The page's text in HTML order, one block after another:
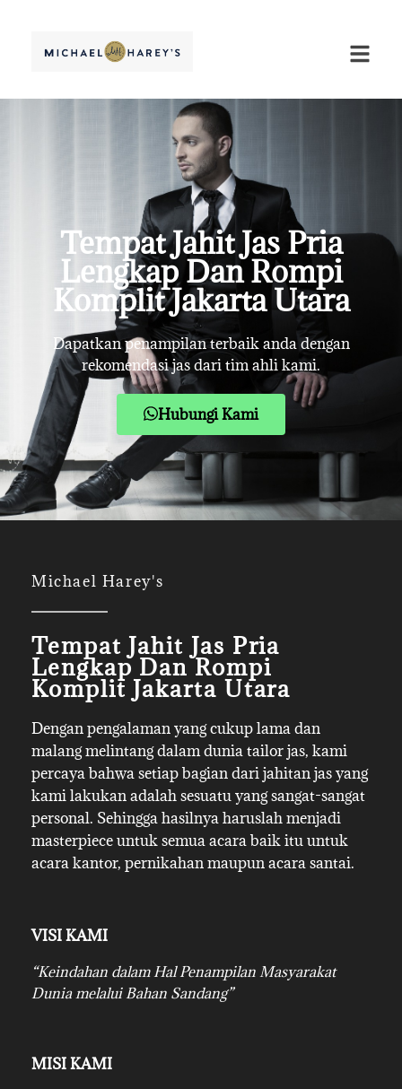
Tempat Jahit Jas Pria
Lengkap Dan Rompi
Komplit Jakarta Utara
Dapatkan penampilan terbaik anda dengan
rekomendasi jas dari tim ahli kami.
Hubungi Kami
Michael Harey's
Tempat Jahit Jas Pria
Lengkap Dan Rompi
Komplit Jakarta Utara
Dengan pengalaman yang cukup lama dan
malang melintang dalam dunia tailor jas, kami
percaya bahwa setiap bagian dari jahitan jas yang
kami lakukan adalah sesuatu yang sangat-sangat
personal. Sehingga hasilnya haruslah menjadi
masterpiece untuk semua acara baik itu untuk
acara kantor, pernikahan maupun acara santai.
VISI KAMI
“Keindahan dalam Hal Penampilan Masyarakat
Dunia melalui Bahan Sandang”
MISI KAMI